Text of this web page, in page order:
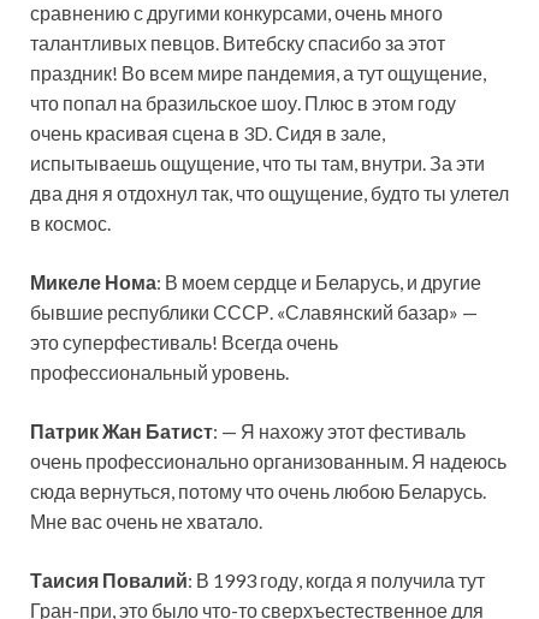
сравнению с другими конкурсами, очень много
талантливых певцов. Витебску спасибо за этот
праздник! Во всем мире пандемия, а тут ощущение,
что попал на бразильское шоу. Плюс в этом году
очень красивая сцена в 3D. Сидя в зале,
испытываешь ощущение, что ты там, внутри. За эти
два дня я отдохнул так, что ощущение, будто ты улетел
в космос.
Микеле Нома: В моем сердце и Беларусь, и другие
бывшие республики СССР. «Славянский базар» —
это суперфестиваль! Всегда очень
профессиональный уровень.
Патрик Жан Батист: — Я нахожу этот фестиваль
очень профессионально организованным. Я надеюсь
сюда вернуться, потому что очень любою Беларусь.
Мне вас очень не хватало.
Таисия Повалий: В 1993 году, когда я получила тут
Гран-при, это было что-то сверхъестественное для